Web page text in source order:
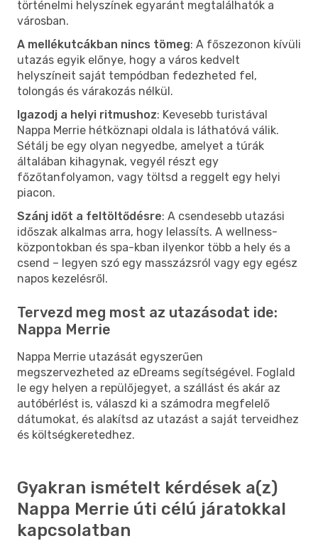
történelmi helyszínek egyaránt megtalálhatók a
városban.
A mellékutcákban nincs tömeg: A főszezonon kívüli
utazás egyik előnye, hogy a város kedvelt
helyszíneit saját tempódban fedezheted fel,
tolongás és várakozás nélkül.
Igazodj a helyi ritmushoz: Kevesebb turistával
Nappa Merrie hétköznapi oldala is láthatóvá válik.
Sétálj be egy olyan negyedbe, amelyet a túrák
általában kihagynak, vegyél részt egy
főzőtanfolyamon, vagy töltsd a reggelt egy helyi
piacon.
Szánj időt a feltöltődésre: A csendesebb utazási
időszak alkalmas arra, hogy lelassíts. A wellness-
központokban és spa-kban ilyenkor több a hely és a
csend – legyen szó egy masszázsról vagy egy egész
napos kezelésről.
Tervezd meg most az utazásodat ide:
Nappa Merrie
Nappa Merrie utazását egyszerűen
megszervezheted az eDreams segítségével. Foglald
le egy helyen a repülőjegyet, a szállást és akár az
autóbérlést is, válaszd ki a számodra megfelelő
dátumokat, és alakítsd az utazást a saját terveidhez
és költségkeretedhez.
Gyakran ismételt kérdések a(z)
Nappa Merrie úti célú járatokkal
kapcsolatban